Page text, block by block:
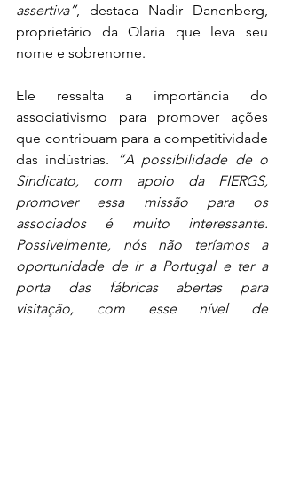
assertiva”, destaca Nadir Danenberg,
proprietário da Olaria que leva seu
nome e sobrenome.
Ele ressalta a importância do
associativismo para promover ações
que contribuam para a competitividade
das indústrias.
“A possibilidade de o
Sindicato, com apoio da FIERGS,
promover essa missão para os
associados é muito interessante.
Possivelmente, nós não teríamos a
oportunidade de ir a Portugal e ter a
porta das fábricas abertas para
visitação, com esse nível de